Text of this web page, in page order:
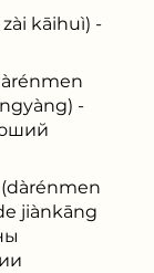
kāihuì) -
-
(dàrénmen
jiànkāng